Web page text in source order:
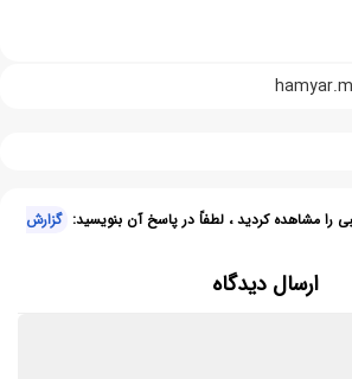
را مشاهده کردید ، لطفاً در پاسخ آن بنویسید: گزارش
ارسال دیدگاه